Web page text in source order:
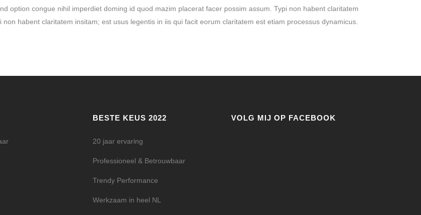
option congue nihil imperdiet doming id quod mazim placerat facer possim assum. Typi non habent claritatem
habent claritatem insitam; est usus legentis in iis qui facit eorum claritatem est etiam processus dynamicus.
BESTE KEUS 2022
20 jaar ervaring
Professioneel & Betrouwbaar
Trendy Performance
Werkzaam in heel NL
VOLG MIJ OP FACEBOOK